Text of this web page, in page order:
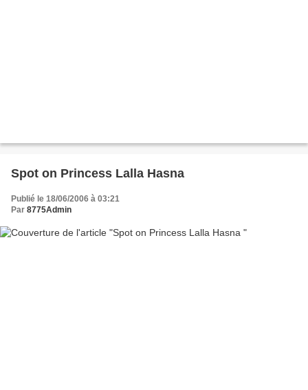
Spot on Princess Lalla Hasna
Publié le 18/06/2006 à 03:21
Par 8775Admin